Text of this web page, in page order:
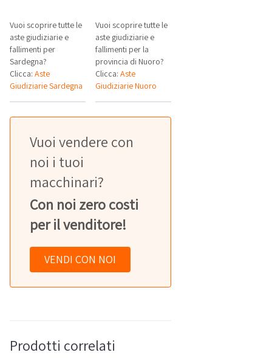
Vuoi scoprire tutte le
aste giudiziarie e
fallimenti per
Sardegna?
Clicca: Aste
Giudiziarie Sardegna
Vuoi scoprire tutte le
aste giudiziarie e
fallimenti per la
provincia di Nuoro?
Clicca:Aste
Giudiziarie Nuoro
Vuoi vendere con
noi i tuoi
macchinari?
Con noi zero costi
per il venditore!
VENDI CON NOI
Prodotti correlati